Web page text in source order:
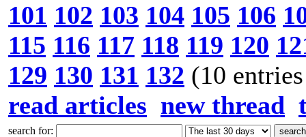
101 102 103 104 105 106
115 116 117 118 119 120
129 130 131 132 (10
read articles new thread
search for: